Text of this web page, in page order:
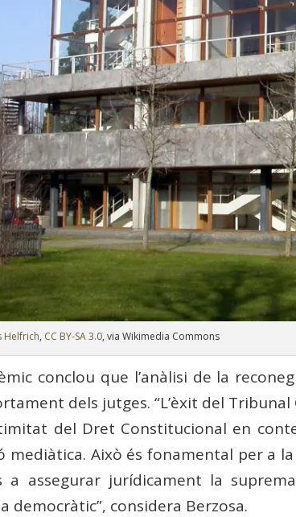
Helfrich, CC BY-SA 3.0, via Wikimedia Commons
conclou que l’anàlisi de la
dels jutges. “L’èxit del
del Dret Constitucional en
mediàtica. Això és fonamental per a
a assegurar jurídicament la
democràtic”, considera Berzosa.